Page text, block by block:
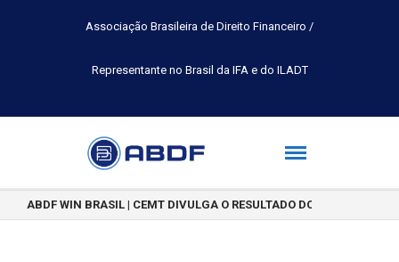
Associação Brasileira de Direito Financeiro /
Representante no Brasil da IFA e do ILADT
ABDF WIN BRASIL | CEMT DIVULGA O RESULTADO DO CONCURSO